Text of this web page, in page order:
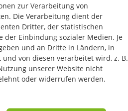
zur Verarbeitung von
Die Verarbeitung dient der
Dritter, der statistischen
der Einbindung sozialer Medien. Je
und an Dritte in Ländern, in
von diesen verarbeitet wird, z. B.
unserer Website nicht
oder widerrufen werden.